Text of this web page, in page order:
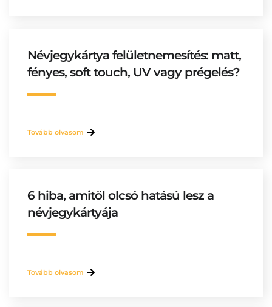
Névjegykártya felületnemesítés: matt,
fényes, soft touch, UV vagy prégelés?
Tovább olvasom
6 hiba, amitől olcsó hatású lesz a
névjegykártyája
Tovább olvasom